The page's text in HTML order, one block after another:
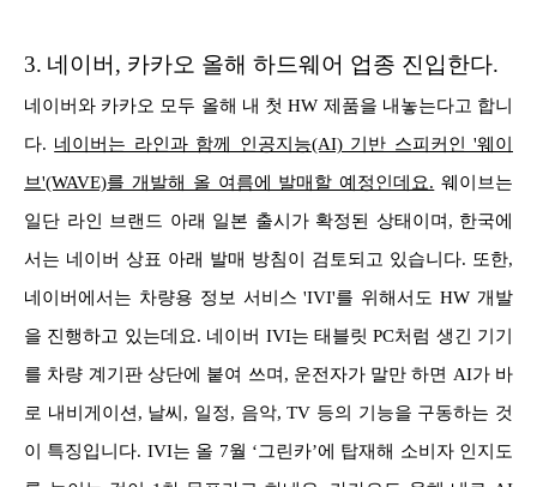
3. 네이버, 카카오 올해 하드웨어 업종 진입한다.
네이버와 카카오 모두 올해 내 첫 HW 제품을 내놓는다고 합니
다. 네이버는 라인과 함께 인공지능(AI) 기반 스피커인 '웨이
브'(WAVE)를 개발해 올 여름에 발매할 예정인데요. 웨이브는
일단 라인 브랜드 아래 일본 출시가 확정된 상태이며, 한국에
서는 네이버 상표 아래 발매 방침이 검토되고 있습니다. 또한,
네이버에서는 차량용 정보 서비스 'IVI'를 위해서도 HW 개발
을 진행하고 있는데요. 네이버 IVI는 태블릿 PC처럼 생긴 기기
를 차량 계기판 상단에 붙여 쓰며, 운전자가 말만 하면 AI가 바
로 내비게이션, 날씨, 일정, 음악, TV 등의 기능을 구동하는 것
이 특징입니다. IVI는 올 7월 ‘그린카’에 탑재해 소비자 인지도